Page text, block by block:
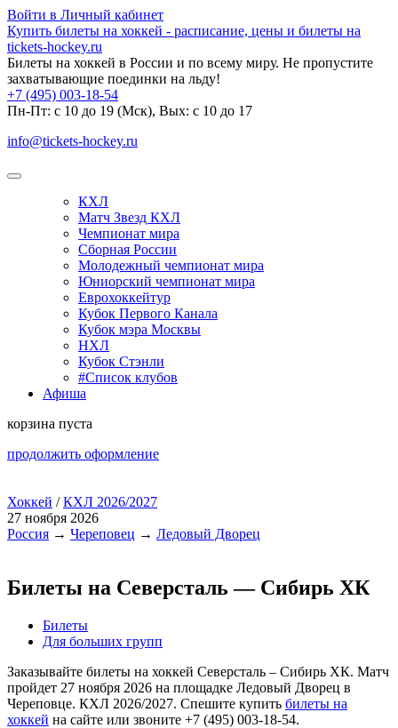
Войти в Личный кабинет
Купить билеты на хоккей - расписание, цены и билеты на
tickets-hockey.ru
Билеты на хоккей в России и по всему миру. Не пропустите
захватывающие поединки на льду!
+7 (495) 003-18-54
Пн-Пт: c 10 до 19 (Мск), Вых: с 10 до 17
info@tickets-hockey.ru
КХЛ
Матч Звезд КХЛ
Чемпионат мира
Сборная России
Молодежный чемпионат мира
Юниорский чемпионат мира
Еврохоккейтур
Кубок Первого Канала
Кубок мэра Москвы
НХЛ
Кубок Стэнли
#Список клубов
Афиша
корзина пуста
продолжить оформление
Хоккей /КХЛ 2026/2027
27 ноября 2026
Россия → Череповец → Ледовый Дворец
Билеты на Северсталь — Сибирь ХК
Билеты
Для больших групп
Заказывайте билеты на хоккей Северсталь – Сибирь ХК. Матч
пройдет 27 ноября 2026 на площадке Ледовый Дворец в
Череповце. КХЛ 2026/2027. Спешите купить билеты на
хоккей на сайте или звоните +7 (495) 003-18-54.